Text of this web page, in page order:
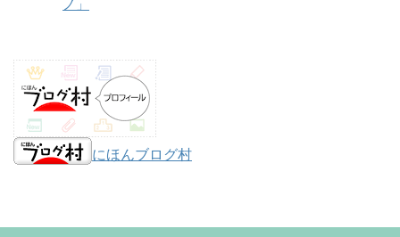
ノ」
にほんブログ村